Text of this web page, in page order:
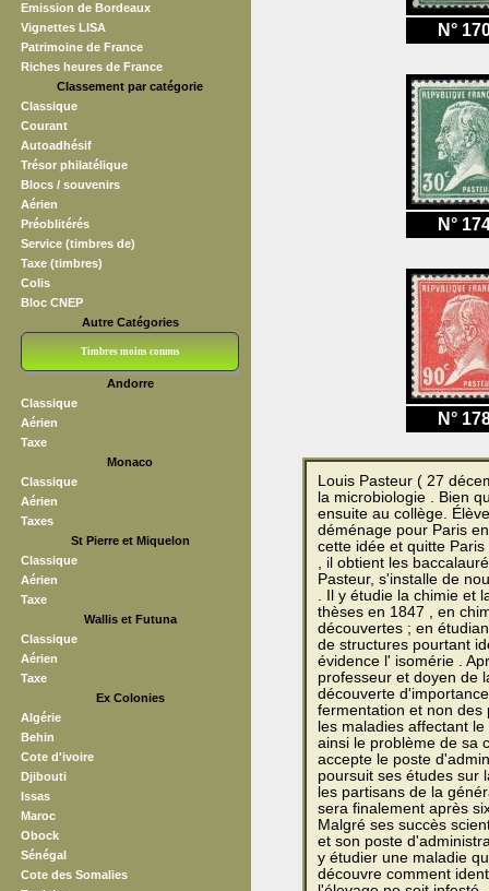
Emission de Bordeaux
Vignettes LISA
Patrimoine de France
Riches heures de France
Classement par catégorie
Classique
Courant
Autoadhésif
Trésor philatélique
Blocs / souvenirs
Aérien
Préoblitérés
Service (timbres de)
Taxe (timbres)
Colis
Bloc CNEP
Autre Catégories
Timbres moins connus
Andorre
Classique
Aérien
Taxe
Monaco
Classique
Aérien
Taxes
St Pierre et Miquelon
Classique
Aérien
Taxe
Wallis et Futuna
Classique
Aérien
Taxe
Ex Colonies
Algérie
Behin
Cote d'ivoire
Djibouti
Issas
Maroc
Obock
Sénégal
Cote des Somalies
N°
N°
N°
Louis Pasteur ( 27
la microbiologie . Bien
ensuite au collège.
déménage pour Paris
cette idée et quitte
, il obtient les
Pasteur, s'installe de
. Il y étudie la chimie et
thèses en 1847 , en
découvertes ; en
de structures pourtant
évidence l' isomérie .
professeur et doyen de
découverte
fermentation et non des
les maladies affectant
ainsi le problème de sa
accepte le poste
poursuit ses études sur
les partisans de la
sera finalement après
Malgré ses succès
et son poste
y étudier une maladie
découvre comment